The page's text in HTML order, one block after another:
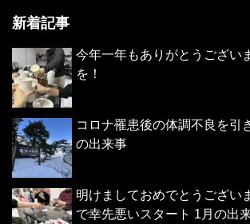
新着記事
今年一年もありがとうござい
を！
コロナ罹患後の体調不良を引
の出来事
明けましておめでとうござい
で幸先悪いスタート 1月の出